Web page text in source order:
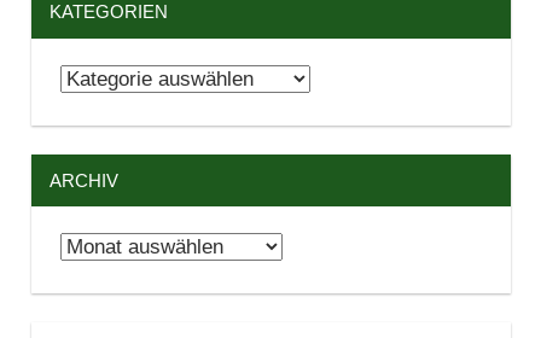
KATEGORIEN
Kategorien
ARCHIV
Archiv